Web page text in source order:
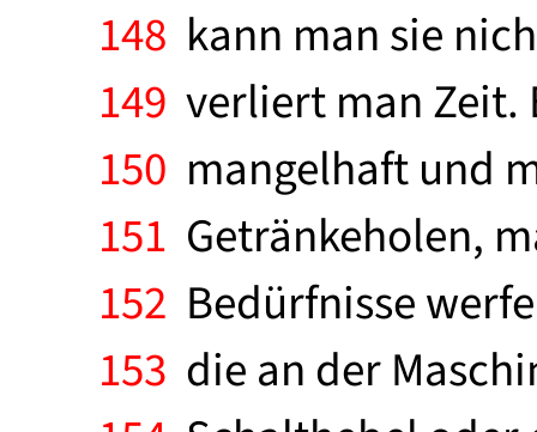
148 kann man sie
149 verliert man Zeit.
150 mangelhaft und
151 Getränkeholen,
152 Bedürfnisse
153 die an der